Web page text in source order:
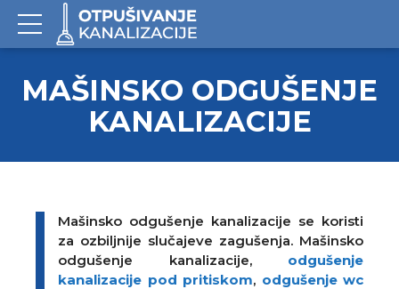
MAŠINSKO ODGUŠENJE
KANALIZACIJE
Mašinsko odgušenje kanalizacije se koristi
za ozbiljnije slučajeve zagušenja. Mašinsko
odgušenje kanalizacije, odgušenje
kanalizacije pod pritiskom, odgušenje wc